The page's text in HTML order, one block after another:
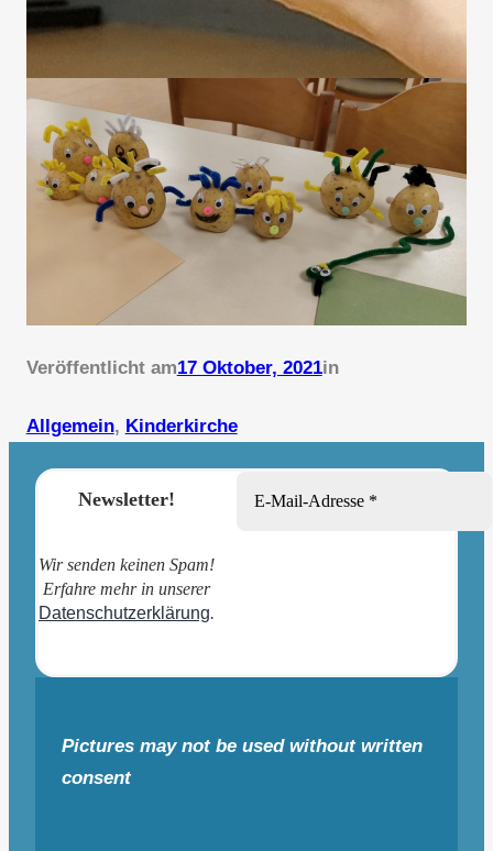
Veröffentlicht am17 Oktober, 2021in
Allgemein, Kinderkirche
Newsletter!
Wir senden keinen Spam!
Erfahre mehr in unserer
Datenschutzerklärung.
Pictures may not be used without written
consent